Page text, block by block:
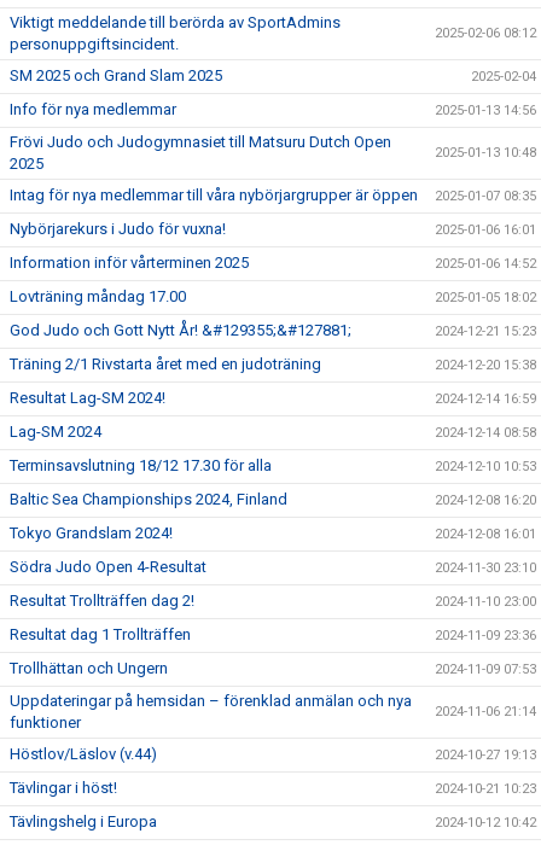
Viktigt meddelande till berörda av SportAdmins
personuppgiftsincident.
2025-02-06 08:12
SM 2025 och Grand Slam 2025 2025-02-04
Info för nya medlemmar 2025-01-13 14:56
Frövi Judo och Judogymnasiet till Matsuru Dutch Open
2025
2025-01-13 10:48
Intag för nya medlemmar till våra nybörjargrupper är öppen 2025-01-07 08:35
Nybörjarekurs i Judo för vuxna! 2025-01-06 16:01
Information inför vårterminen 2025 2025-01-06 14:52
Lovträning måndag 17.00 2025-01-05 18:02
God Judo och Gott Nytt År! &#129355;&#127881; 2024-12-21 15:23
Träning 2/1 Rivstarta året med en judoträning 2024-12-20 15:38
Resultat Lag-SM 2024! 2024-12-14 16:59
Lag-SM 2024 2024-12-14 08:58
Terminsavslutning 18/12 17.30 för alla 2024-12-10 10:53
Baltic Sea Championships 2024, Finland 2024-12-08 16:20
Tokyo Grandslam 2024! 2024-12-08 16:01
Södra Judo Open 4-Resultat 2024-11-30 23:10
Resultat Trollträffen dag 2! 2024-11-10 23:00
Resultat dag 1 Trollträffen 2024-11-09 23:36
Trollhättan och Ungern 2024-11-09 07:53
Uppdateringar på hemsidan – förenklad anmälan och nya
funktioner
2024-11-06 21:14
Höstlov/Läslov (v.44) 2024-10-27 19:13
Tävlingar i höst! 2024-10-21 10:23
Tävlingshelg i Europa 2024-10-12 10:42